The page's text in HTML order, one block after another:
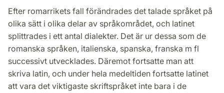
Efter romarrikets fall förändrades det talade språket på
olika sätt i olika delar av språkområdet, och latinet
splittrades i ett antal dialekter. Det är ur dessa som de
romanska språken, italienska, spanska, franska m fl
successivt utvecklades. Däremot fortsatte man att
skriva latin, och under hela medeltiden fortsatte latinet
att vara det viktigaste skriftspråket inte bara i de